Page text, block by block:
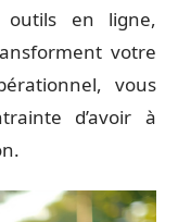
outils en ligne,
votre
vous
d’avoir à